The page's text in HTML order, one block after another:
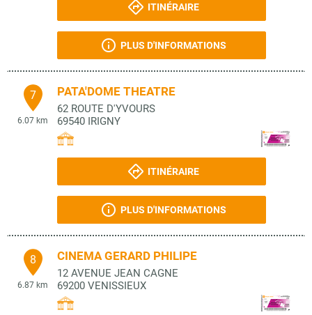
ITINÉRAIRE
PLUS D'INFORMATIONS
7
6.07 km
PATA'DOME THEATRE
62 ROUTE D'YVOURS
69540 IRIGNY
ITINÉRAIRE
PLUS D'INFORMATIONS
8
6.87 km
CINEMA GERARD PHILIPE
12 AVENUE JEAN CAGNE
69200 VENISSIEUX